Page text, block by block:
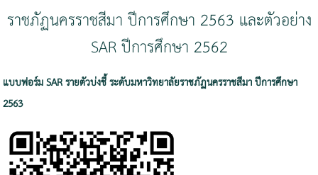
ราชภัฏนครราชสีมา ปีการศึกษา 2563 และตัวอย่าง
SAR ปีการศึกษา 2562
แบบฟอร์ม SAR รายตัวบ่งชี้ ระดับมหาวิทยาลัยราชภัฏนครราชสีมา ปีการศึกษา
2563